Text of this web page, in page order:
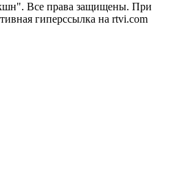
Все права защищены. При
гиперссылка на rtvi.com